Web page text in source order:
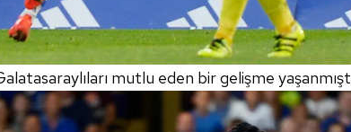
mutlu eden bir gelişme